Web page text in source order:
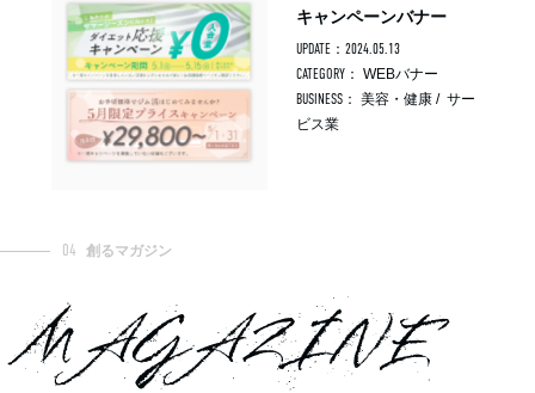
キャンペーンバナー
UPDATE：2024.05.13
CATEGORY： WEBバナー
BUSINESS： 美容・健康 / サー
ビス業
04 創るマガジン
MAGAZINE